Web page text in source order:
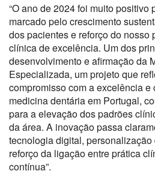
“O ano de 2024 foi muito positivo
marcado pelo crescimento
dos pacientes e reforço do nosso
clínica de excelência. Um dos
desenvolvimento e afirmação da
Especializada, um projeto que
compromisso com a excelência
medicina dentária em Portugal,
para a elevação dos padrões
da área. A inovação passa
tecnologia digital,
reforço da ligação entre prática
contínua”.